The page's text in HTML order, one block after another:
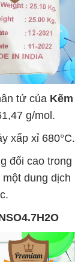
tử của Kẽm
g/mol.
xấp xỉ 680°C.
đối cao trong
dung dịch